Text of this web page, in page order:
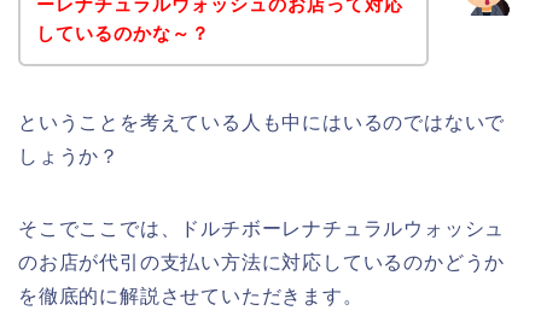
ーレナチュラルウォッシュのお店って対応
しているのかな～？
ということを考えている人も中にはいるのではないで
しょうか？
そこでここでは、ドルチボーレナチュラルウォッシュ
のお店が代引の支払い方法に対応しているのかどうか
を徹底的に解説させていただきます。